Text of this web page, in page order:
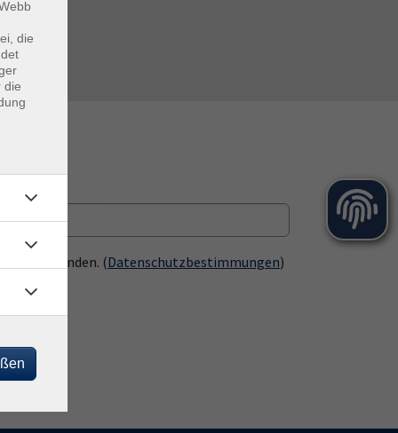
einverstanden. (Datenschutzbestimmungen)
die
die